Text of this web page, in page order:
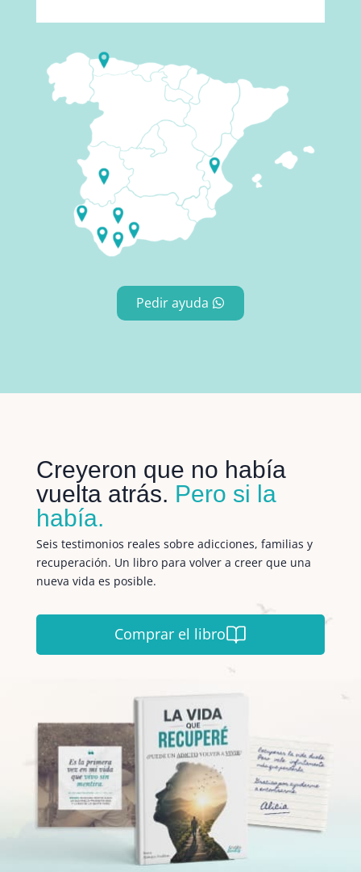
Pedir ayuda
Creyeron que no había
vuelta atrás. Pero si la
había.
Seis testimonios reales sobre adicciones, familias y
recuperación. Un libro para volver a creer que una
nueva vida es posible.
Comprar el libro